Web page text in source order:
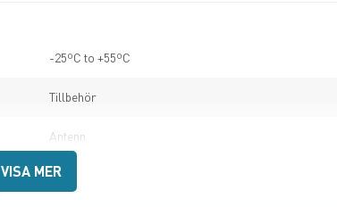
-25ºC to +55ºC
Tillbehör
Antenn
VISA MER